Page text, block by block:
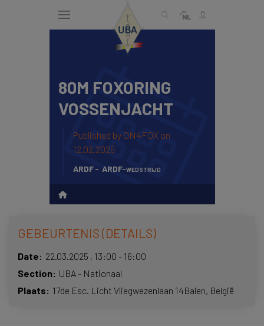
NL
ENGLISH
NEDERLANDS
Zoek
80M FOXORING
VOSSENJACHT
Published by ON4FOXon
12.02.2025
ARDF ARDF-wedstrijd
GEBEURTENIS (DETAILS)
Date 22.03.2025 , 13:00 - 16:00
Section
UBA - Nationaal
Plaats
17de Esc. Licht Vliegwezenlaan 14Balen België